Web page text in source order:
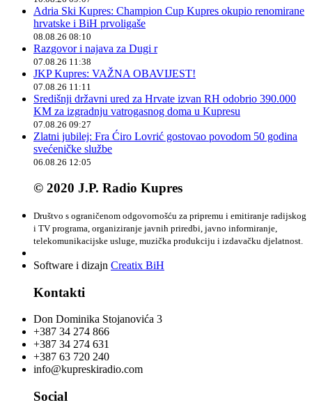
Adria Ski Kupres: Champion Cup Kupres okupio renomirane
hrvatske i BiH prvoligaše
08.08.26 08:10
Razgovor i najava za Dugi r
07.08.26 11:38
JKP Kupres: VAŽNA OBAVIJEST!
07.08.26 11:11
Središnji državni ured za Hrvate izvan RH odobrio 390.000
KM za izgradnju vatrogasnog doma u Kupresu
07.08.26 09:27
Zlatni jubilej: Fra Ćiro Lovrić gostovao povodom 50 godina
svećeničke službe
06.08.26 12:05
© 2020 J.P. Radio Kupres
Društvo s ograničenom odgovornošću za pripremu i emitiranje radijskog
i TV programa, organiziranje javnih priredbi, javno informiranje,
telekomunikacijske usluge, muzička produkciju i izdavačku djelatnost.
Software i dizajn Creatix BiH
Kontakti
Don Dominika Stojanovića 3
+387 34 274 866
+387 34 274 631
+387 63 720 240
info@kupreskiradio.com
Social